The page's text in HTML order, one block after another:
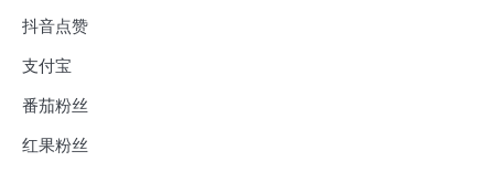
抖音点赞
支付宝
番茄粉丝
红果粉丝